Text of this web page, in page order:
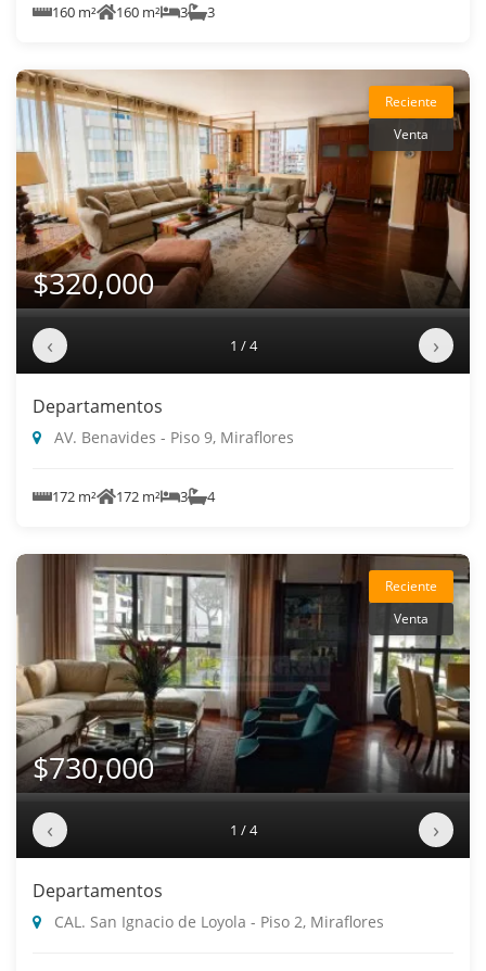
160 m² 160 m² 3 3
Reciente
Venta
$320,000
‹ 1 / 4 ›
Departamentos
AV. Benavides - Piso 9, Miraflores
172 m² 172 m² 3 4
Reciente
Venta
$730,000
‹ 1 / 4 ›
Departamentos
CAL. San Ignacio de Loyola - Piso 2, Miraflores